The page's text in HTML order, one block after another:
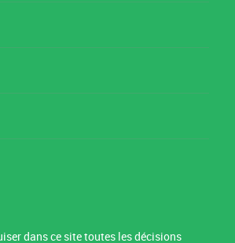
dans ce site toutes les décisions